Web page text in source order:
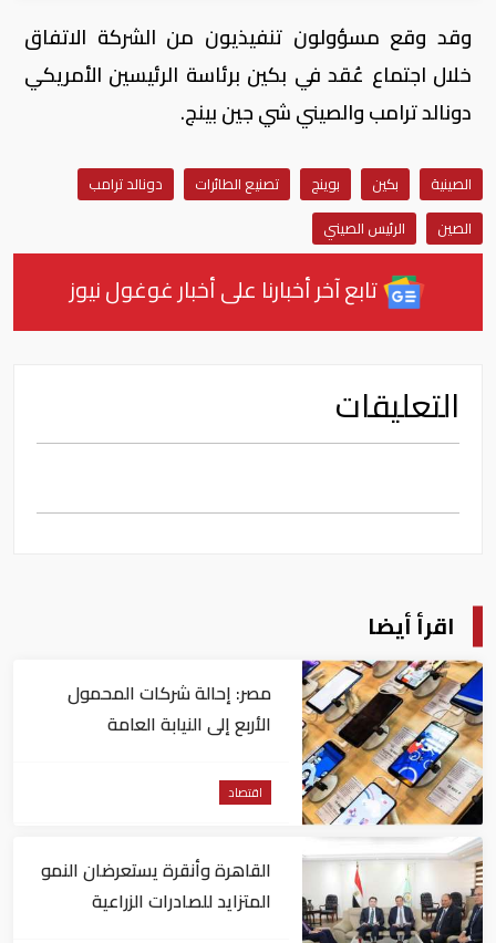
وقد وقع مسؤولون تنفيذيون من الشركة الاتفاق
خلال اجتماع عُقد في بكين برئاسة الرئيسين الأمريكي
دونالد ترامب والصيني شي جين بينج.
الصينية بكين بوينج تصنيع الطائرات
دونالد ترامب
الصين
الرئيس الصيني
تابع آخر أخبارنا على أخبار غوغول نيوز
التعليقات
اقرأ أيضا
مصر: إحالة شركات المحمول
الأربع إلى النيابة العامة
اقتصاد
القاهرة وأنقرة يستعرضان النمو
المتزايد للصادرات الزراعية